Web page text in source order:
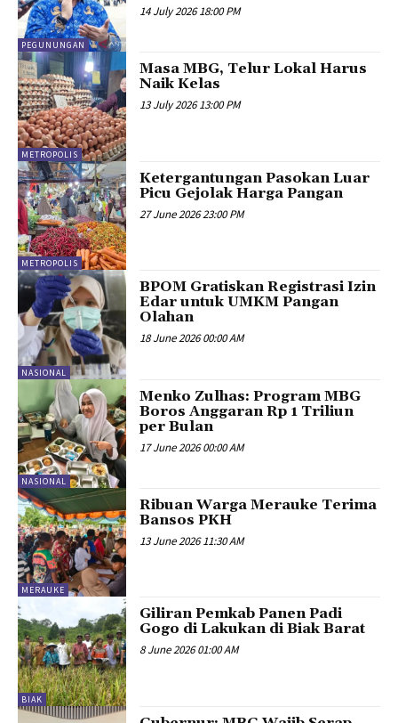
PEGUNUNGAN
14 July 2026 18:00 PM
METROPOLIS
Masa MBG, Telur Lokal Harus
Naik Kelas
13 July 2026 13:00 PM
METROPOLIS
Ketergantungan Pasokan Luar
Picu Gejolak Harga Pangan
27 June 2026 23:00 PM
NASIONAL
BPOM Gratiskan Registrasi Izin
Edar untuk UMKM Pangan
Olahan
18 June 2026 00:00 AM
NASIONAL
Menko Zulhas: Program MBG
Boros Anggaran Rp 1 Triliun
per Bulan
17 June 2026 00:00 AM
MERAUKE
Ribuan Warga Merauke Terima
Bansos PKH
13 June 2026 11:30 AM
BIAK
Giliran Pemkab Panen Padi
Gogo di Lakukan di Biak Barat
8 June 2026 01:00 AM